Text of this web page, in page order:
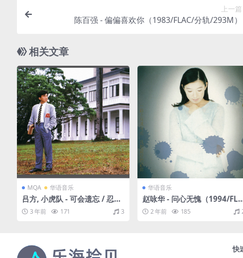
上一篇
陈百强 - 偏偏喜欢你（1983/FLAC/分轨/293M）
相关文章
MQA 华语音乐
吕方, 小虎队 - 可会遗忘 / 忍着
泪说Goodbye（1984/FLAC/
分轨/273M）(MQA/16bit/4
3 年前 171 3
华语音乐
赵咏华 - 问心无愧（1994/FLA
C/分轨/318M）
2 年前 185
快